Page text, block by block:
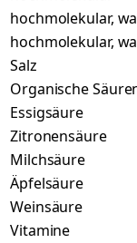
hochmolekular,
hochmolekular,
Salz
Organische
Essigsäure
Zitronensäure
Milchsäure
Äpfelsäure
Weinsäure
Vitamine